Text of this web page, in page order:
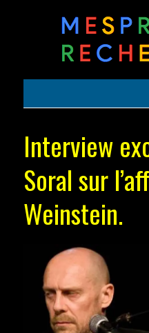
Interview
Soral sur
Weinstein.